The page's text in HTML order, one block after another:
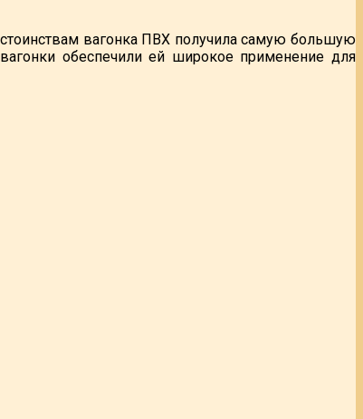
вагонка ПВХ получила самую большую
обеспечили ей широкое применение для